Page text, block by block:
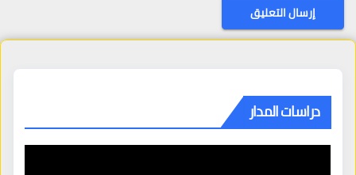
دراسات المدار